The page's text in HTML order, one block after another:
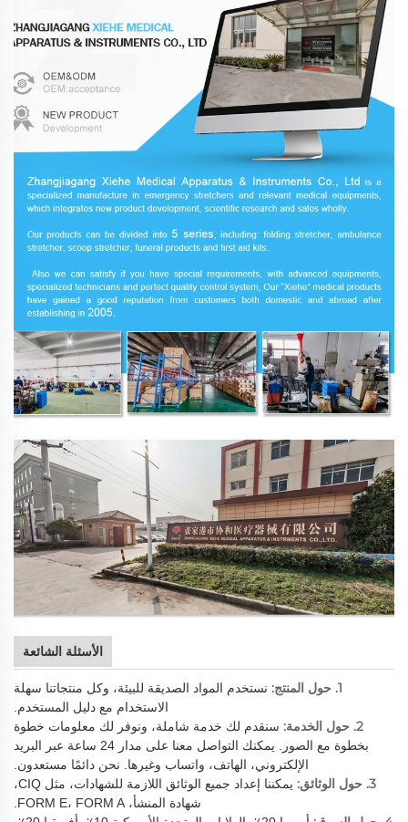
الأسئلة الشائعة
1. حول المنتج:
نستخدم المواد الصديقة للبيئة، وكل منتجاتنا سهلة
الاستخدام مع دليل المستخدم.
2. حول الخدمة:
سنقدم لك خدمة شاملة، ونوفر لك معلومات خطوة
بخطوة مع الصور. يمكنك التواصل معنا على مدار 24 ساعة عبر البريد
الإلكتروني، الهاتف، واتساب وغيرها. نحن دائمًا مستعدون.
3. حول الوثائق:
يمكننا إعداد جميع الوثائق اللازمة للشهادات، مثل CIQ،
شهادة المنشأ، FORM E، FORM A.